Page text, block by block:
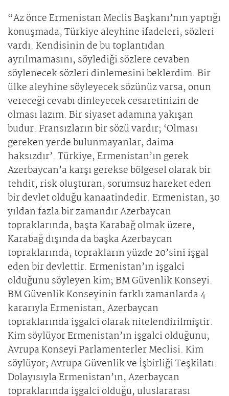
“Az önce Ermenistan Meclis Başkanı’nın yaptığı
konuşmada, Türkiye aleyhine ifadeleri, sözleri
vardı. Kendisinin de bu toplantıdan
ayrılmamasını, söylediği sözlere cevaben
söylenecek sözleri dinlemesini beklerdim. Bir
ülke aleyhine söyleyecek sözünüz varsa, onun
vereceği cevabı dinleyecek cesaretinizin de
olması lazım. Bir siyaset adamına yakışan
budur. Fransızların bir sözü vardır; ‘Olması
gereken yerde bulunmayanlar, daima
haksızdır’. Türkiye, Ermenistan’ın gerek
Azerbaycan’a karşı gerekse bölgesel olarak bir
tehdit, risk oluşturan, sorumsuz hareket eden
bir devlet olduğu kanaatindedir. Ermenistan, 30
yıldan fazla bir zamandır Azerbaycan
topraklarında, başta Karabağ olmak üzere,
Karabağ dışında da başka Azerbaycan
topraklarında, toprakların yüzde 20’sini işgal
eden bir devlettir. Ermenistan’ın işgalci
olduğunu söyleyen kim; BM Güvenlik Konseyi.
BM Güvenlik Konseyinin farklı zamanlarda 4
kararıyla Ermenistan, Azerbaycan
topraklarında işgalci olarak nitelendirilmiştir.
Kim söylüyor Ermenistan’ın işgalci olduğunu;
Avrupa Konseyi Parlamenterler Meclisi. Kim
söylüyor; Avrupa Güvenlik ve İşbirliği Teşkilatı.
Dolayısıyla Ermenistan’ın, Azerbaycan
topraklarında işgalci olduğu, uluslararası